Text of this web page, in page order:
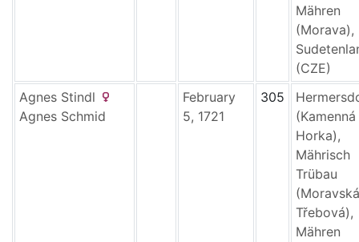
Mähren
(Morava),
(CZE)
Agnes Stindl
Agnes Schmid
February
5, 1721
305
(Kamenná
Horka),
Mährisch
Trübau
(Moravská
Třebová),
Mähren